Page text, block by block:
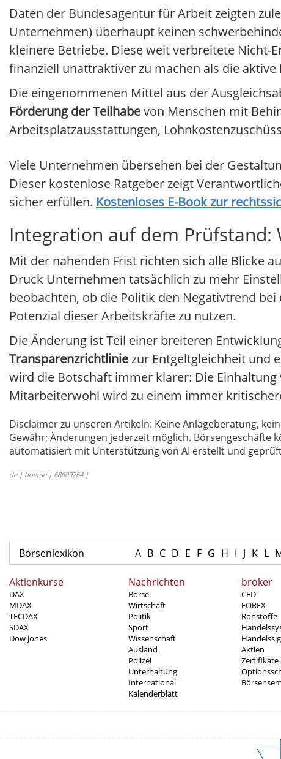
Daten der Bundesagentur für Arbeit zeigten
Unternehmen) überhaupt keinen
kleinere Betriebe. Diese weit verbreitete Nicht-
finanziell unattraktiver zu machen als die aktive
Die eingenommenen Mittel aus der
Förderung der Teilhabevon Menschen mit
Arbeitsplatzausstattungen,
Viele Unternehmen übersehen bei der
Dieser kostenlose Ratgeber zeigt
sicher erfüllen. Kostenloses E-Book zur
Integration auf dem Prüfstand:
Mit der nahenden Frist richten sich alle Blicke
Druck Unternehmen tatsächlich zu mehr
beobachten, ob die Politik den Negativtrend
Potenzial dieser Arbeitskräfte zu nutzen.
Die Änderung ist Teil einer breiteren
Transparenzrichtliniezur Entgeltgleichheit und
wird die Botschaft immer klarer: Die
Mitarbeiterwohl wird zu einem immer
Disclaimer zu unseren Artikeln: Keine Anlageberatung,
Gewähr; Änderungen jederzeit möglich. Börsengeschäfte
automatisiert mit Unterstützung von AI erstellt und
de | boerse | 68609264 |
Börsenlexikon A B C D E F G H I J K L
Aktienkurse
DAX
MDAX
TECDAX
SDAX
Dow Jones
Nachrichten
Börse
Wirtschaft
Politik
Sport
Wissenschaft
Ausland
Polizei
Unterhaltung
International
Kalenderblatt
broker
CFD
FOREX
Rohstoffe
Aktien
Zertifikate